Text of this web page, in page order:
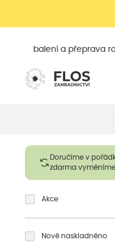
balení a přeprava
Doručíme v
zdarma vyměníme
Akce
Nově naskladněno